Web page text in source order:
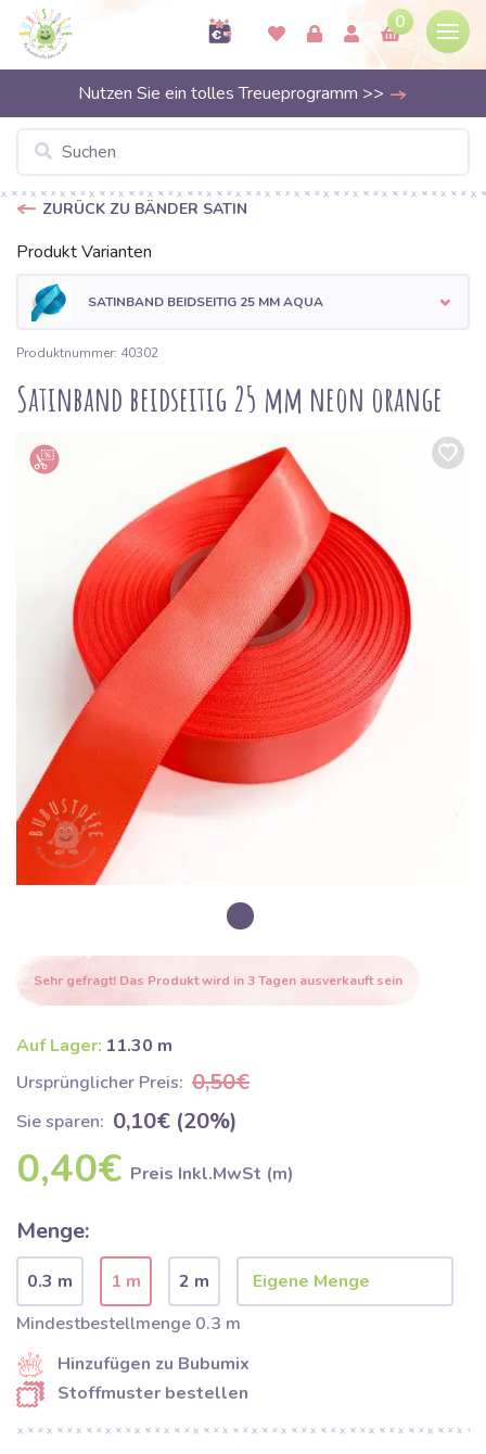
0
Nutzen Sie ein tolles Treueprogramm >>
ZURÜCK ZU BÄNDER SATIN
Produkt Varianten
SATINBAND BEIDSEITIG 25 MM AQUA
Produktnummer: 40302
Satinband beidseitig 25 mm neon orange
Sehr gefragt! Das Produkt wird in 3 Tagen ausverkauft sein
Auf Lager: 11.30 m
Ursprünglicher Preis: 0,50€
Sie sparen: 0,10€ (20%)
0,40€ Preis Inkl.MwSt (m)
Menge:
0.3 m 1 m
2 m
Mindestbestellmenge 0.3 m
Hinzufügen zu Bubumix
Stoffmuster bestellen